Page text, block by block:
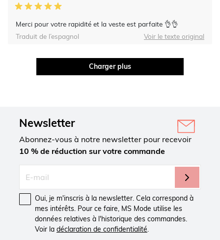
Merci pour votre rapidité et la veste est parfaite 👌👌
Traduit de l’espagnol
Voir le texte original
Charger plus
Newsletter
Abonnez-vous à notre newsletter pour recevoir
10 % de réduction sur votre commande
Oui, je m'inscris à la newsletter. Cela correspond à
mes intérêts. Pour ce faire, MS Mode utilise les
données relatives à l'historique des commandes.
Voir la déclaration de confidentialité.